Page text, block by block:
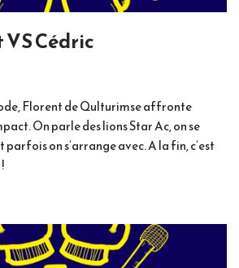
Cédric
Florent de Qulturimse affronte
On parle des lions Star Ac, on se
parfois on s’arrange avec. A la fin, c’est